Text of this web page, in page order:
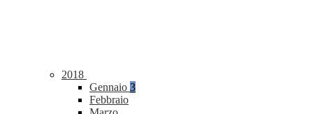
2018
Gennaio 3
Febbraio